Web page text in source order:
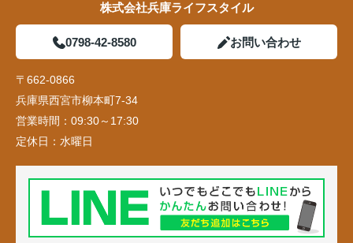
株式会社兵庫ライフスタイル
0798-42-8580 お問い合わせ
〒662-0866
兵庫県西宮市柳本町7-34
営業時間： 09:30～17:30
定休日： 水曜日